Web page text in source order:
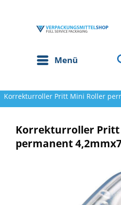
Menü
Korrekturroller Pritt Mini Roller
Korrekturroller Pritt
permanent